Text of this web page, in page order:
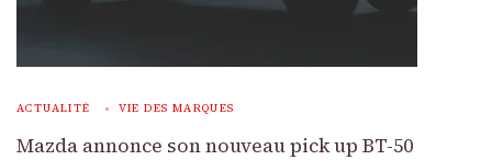
ACTUALITÉ VIE DES MARQUES
Mazda annonce son nouveau pick up BT-50